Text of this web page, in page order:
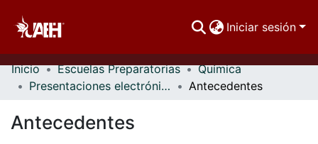
Iniciar sesión
Comunidades
Inicio Escuelas Preparatorias
Química
Presentaciones electrónicas
Antecedentes
Antecedentes